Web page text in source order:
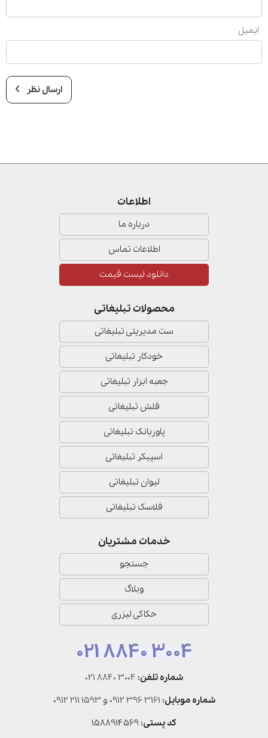
ایمیل
ارسال نظر
اطلاعات
درباره ما
اطلاعات تماس
دانلود لیست قیمت
محصولات تبلیغاتی
ست مدیریتی تبلیغاتی
خودکار تبلیغاتی
جعبه ابزار تبلیغاتی
فلش تبلیغاتی
پاوربانک تبلیغاتی
اسپیکر تبلیغاتی
لیوان تبلیغاتی
فلاسک تبلیغاتی
خدمات مشتریان
جستجو
وبلاگ
حکاکی لیزری
021 8840 3004
شماره تلفن: 021 8840 3004
شماره موبایل: 0912 396 3161 و 0912 211 1593
کد پستی: